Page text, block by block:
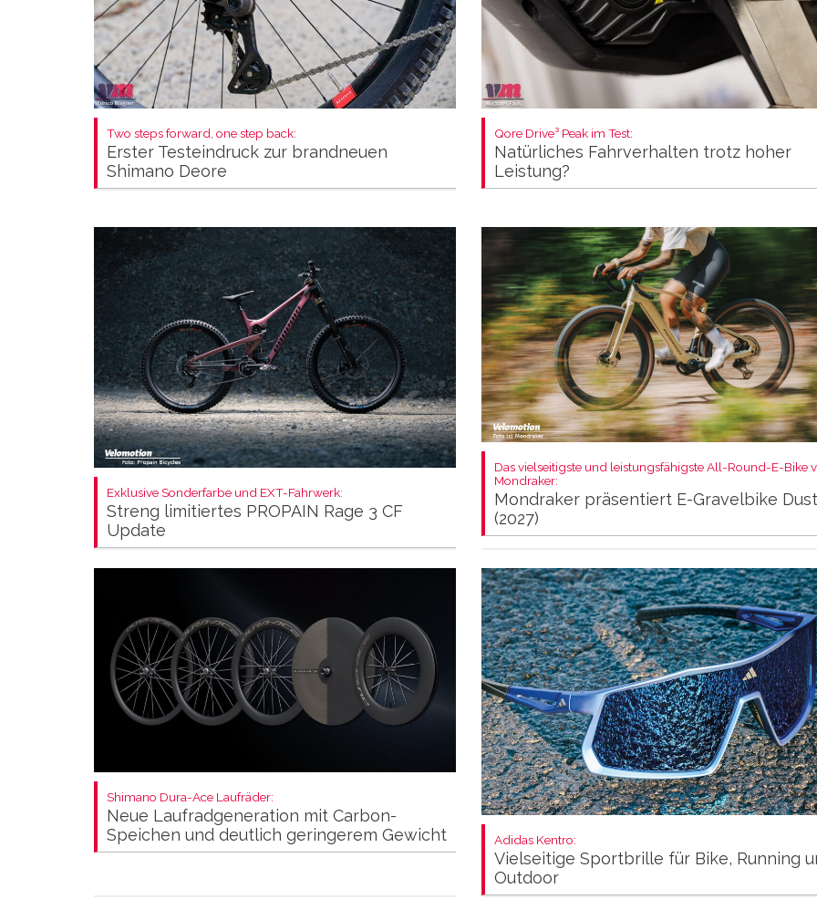
Two steps forward, one step back:
Erster Testeindruck zur brandneuen
Shimano Deore
Qore Drive³ Peak im Test:
Natürliches Fahrverhalten trotz hoher
Leistung?
Exklusive Sonderfarbe und EXT-Fahrwerk:
Streng limitiertes PROPAIN Rage 3 CF
Update
Das vielseitigste und leistungsfähigste All-Round-E-Bike
Mondraker:
Mondraker präsentiert E-Gravelbike
(2027)
Shimano Dura-Ace Laufräder:
Neue Laufradgeneration mit Carbon-
Speichen und deutlich geringerem Gewicht
Adidas Kentro:
Vielseitige Sportbrille für Bike, Running
Outdoor